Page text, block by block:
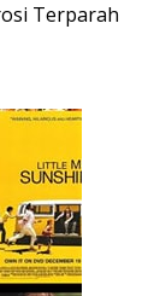
Terparah